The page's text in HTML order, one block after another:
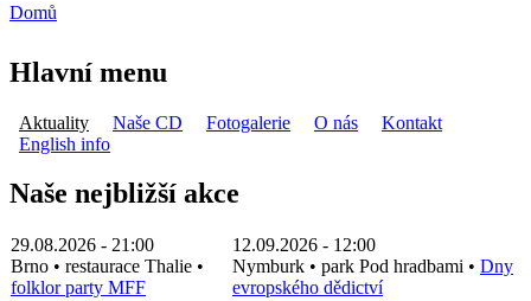
Domů
Hlavní menu
Aktuality Naše CD Fotogalerie O nás
Kontakt
English info
Naše nejbližší akce
29.08.2026 - 21:00
Brno • restaurace Thalie •
folklor party MFF
12.09.2026 - 12:00
Nymburk • park Pod hradbami • Dny
evropského dědictví